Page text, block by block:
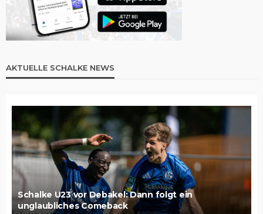
AKTUELLE SCHALKE NEWS
Schalke U23 vor Debakel: Dann folgt ein
unglaubliches Comeback